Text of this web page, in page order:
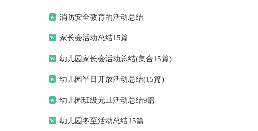
消防安全教育的活动总结
家长会活动总结15篇
幼儿园家长会活动总结(集合15篇)
幼儿园半日开放活动总结(15篇)
幼儿园班级元旦活动总结9篇
幼儿园冬至活动总结15篇